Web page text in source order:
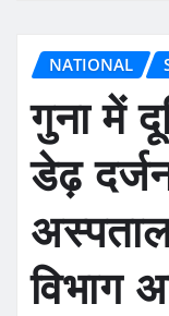
NATIONAL
गुना में
डेढ़
विभाग